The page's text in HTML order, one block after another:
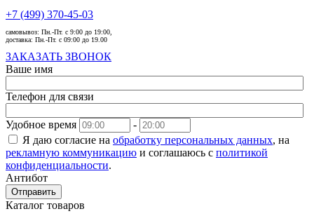
+7 (499) 370-45-03
самовывоз: Пн.-Пт. с 9:00 до 19:00,
доставка: Пн.-Пт. с 09:00 до 19.00
ЗАКАЗАТЬ ЗВОНОК
Ваше имя
Телефон для связи
Удобное время
-
Я даю согласие на обработку персональных данных, на
рекламную коммуникацию и соглашаюсь с политикой
конфиденциальности.
Антибот
Отправить
Каталог товаров